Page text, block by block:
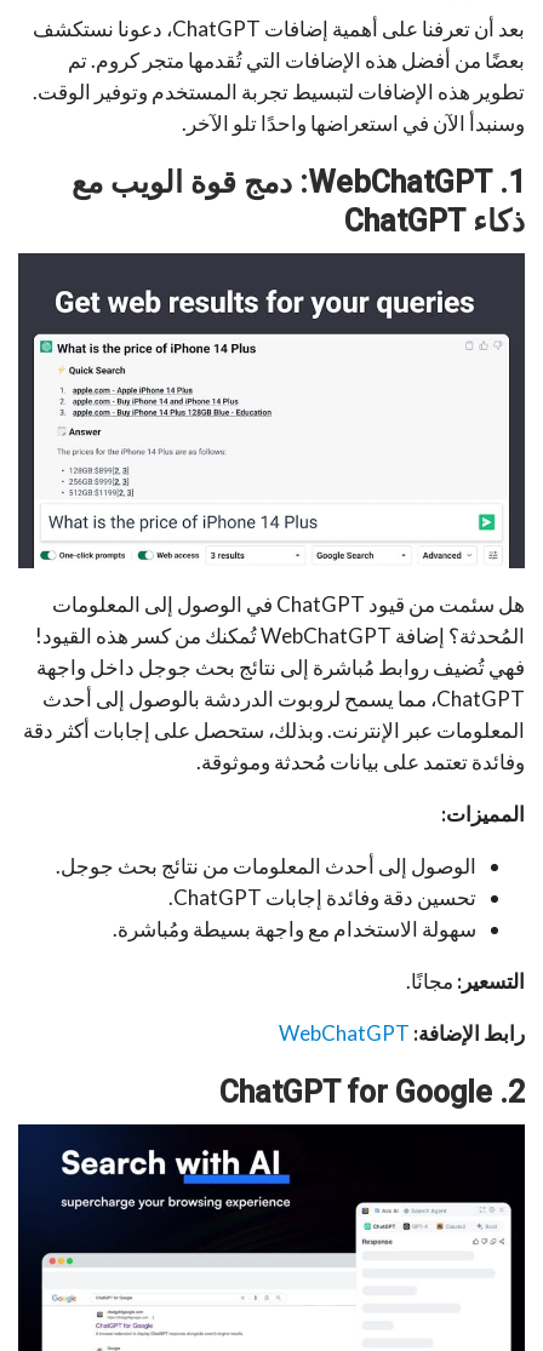
بعد أن تعرفنا على أهمية إضافات ChatGPT، دعونا نستكشف
بعضًا من أفضل هذه الإضافات التي تُقدمها متجر كروم. تم
تطوير هذه الإضافات لتبسيط تجربة المستخدم وتوفير الوقت.
وسنبدأ الآن في استعراضها واحدًا تلو الآخر.
1. WebChatGPT: دمج قوة الويب مع
ذكاء ChatGPT
هل سئمت من قيود ChatGPT في الوصول إلى المعلومات
المُحدثة؟ إضافة WebChatGPT تُمكنك من كسر هذه القيود!
فهي تُضيف روابط مُباشرة إلى نتائج بحث جوجل داخل واجهة
ChatGPT، مما يسمح لروبوت الدردشة بالوصول إلى أحدث
المعلومات عبر الإنترنت. وبذلك، ستحصل على إجابات أكثر دقة
وفائدة تعتمد على بيانات مُحدثة وموثوقة.
المميزات:
الوصول إلى أحدث المعلومات من نتائج بحث جوجل.
تحسين دقة وفائدة إجابات ChatGPT.
سهولة الاستخدام مع واجهة بسيطة ومُباشرة.
التسعير: مجانًا.
رابط الإضافة: WebChatGPT
2. ChatGPT for Google